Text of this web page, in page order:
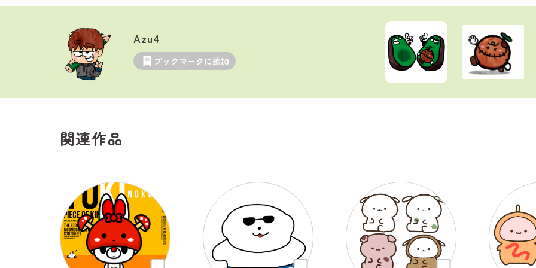
Azu4
ブックマークに追加
関連作品